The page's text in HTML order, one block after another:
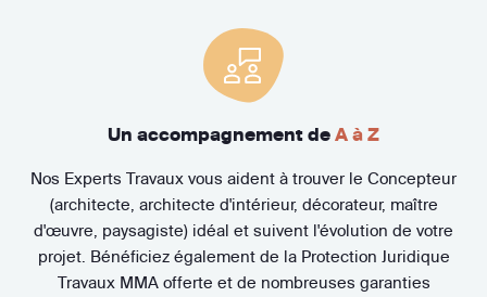
Un accompagnement de A à Z
Nos Experts Travaux vous aident à trouver le Concepteur
(architecte, architecte d'intérieur, décorateur, maître
d'œuvre, paysagiste) idéal et suivent l'évolution de votre
projet. Bénéficiez également de la Protection Juridique
Travaux MMA offerte et de nombreuses garanties